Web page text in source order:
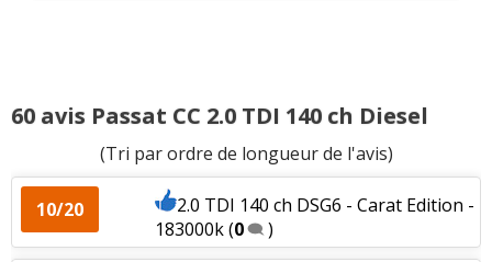
60 avis Passat CC 2.0 TDI 140 ch Diesel
(Tri par ordre de longueur de l'avis)
10/20
2.0 TDI 140 ch DSG6 - Carat Edition -
183000k(0 )